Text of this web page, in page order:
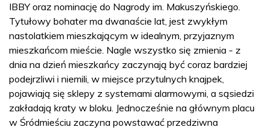
IBBY oraz nominację do Nagrody im. Makuszyńskiego.
Tytułowy bohater ma dwanaście lat, jest zwykłym
nastolatkiem mieszkającym w idealnym, przyjaznym
mieszkańcom mieście. Nagle wszystko się zmienia - z
dnia na dzień mieszkańcy zaczynają być coraz bardziej
podejrzliwi i niemili, w miejsce przytulnych knajpek,
pojawiają się sklepy z systemami alarmowymi, a sąsiedzi
zakładają kraty w bloku. Jednocześnie na głównym placu
w Śródmieściu zaczyna powstawać przedziwna